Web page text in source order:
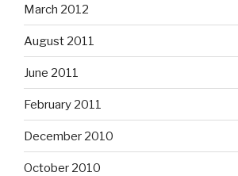
March 2012
August 2011
June 2011
February 2011
December 2010
October 2010